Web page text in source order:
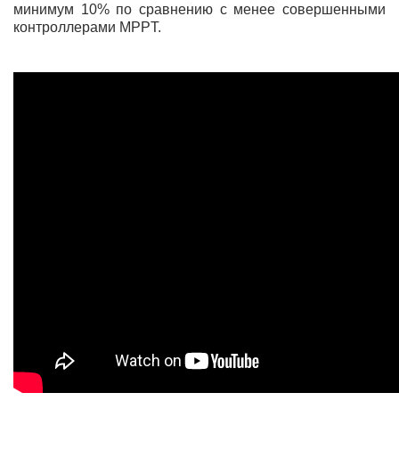
минимум 10% по сравнению с менее совершенными
контроллерами MPPT.